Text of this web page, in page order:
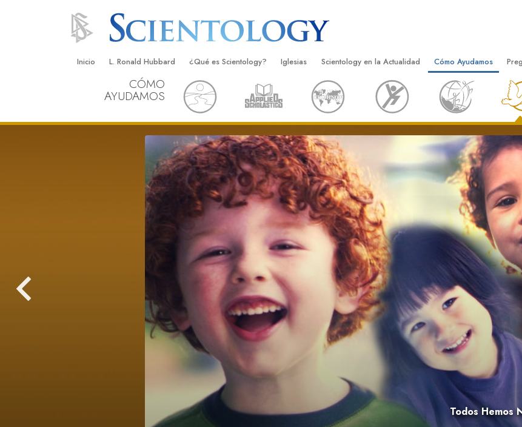
Inicio L. Ronald Hubbard ¿Qué es Scientology?
Creencias y Prácticas
Credos y Códigos de Scientology
Qué dicen los Scientologists acerca de
Scientology
Conoce a un Scientologist
Dentro de una Iglesia
Los Principios Básicos de Scientology
Una Introducción a Dianética
Amor y Odio: ¿Qué es Grandeza?
Iglesias
Encontrar una Iglesia
Iglesias Ideales de Scientology
Organizaciones Avanzadas
Base en Tierra de Flag
Freewinds
Llevando Scientology al Mundo
Scientology en la Actualidad
Gran Inauguraciones
Eventos de Scientology
David Miscavige: Líder Eclesiástico de
Scientology
Cómo Ayudamos
El Camino a la Felicidad
Applied Scholastics
Criminon
Narconon
La Verdad Sobre las
Unidos por los
Comisión de
Derechos Humanos
Ministros Voluntarios de
La
CÓMO
AYUDAMOS
Todos Hemos